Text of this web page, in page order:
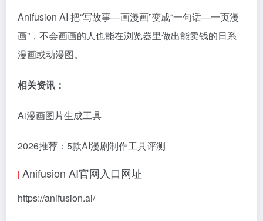
Anifusion AI 把“写故事—画漫画”变成“一句话—一页漫
画”，不会画画的人也能在浏览器里做出能卖钱的日系
漫画或动漫图。
相关资讯：
Ai漫画图片生成工具
2026推荐：5款AI漫剧制作工具评测
Anifusion AI官网入口网址
https://anifusion.ai/